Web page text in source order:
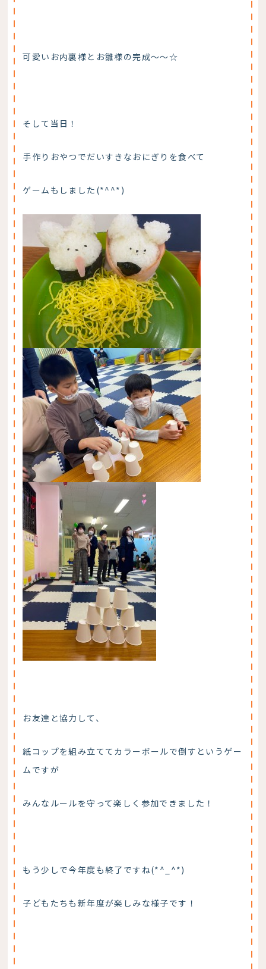
可愛いお内裏様とお雛様の完成～～☆
そして当日！
手作りおやつでだいすきなおにぎりを食べて
ゲームもしました(*^^*)
お友達と協力して、
紙コップを組み立ててカラーボールで倒すというゲー
ムですが
みんなルールを守って楽しく参加できました！
もう少しで今年度も終了ですね(*^_^*)
子どもたちも新年度が楽しみな様子です！